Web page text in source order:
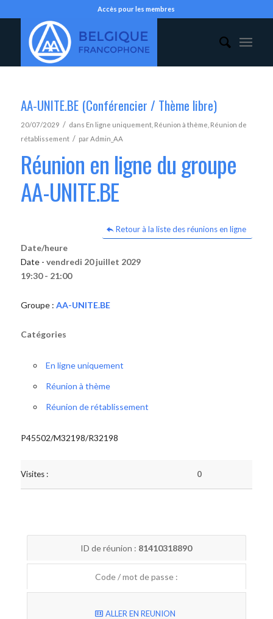
Accès pour les membres
AA-UNITE.BE (Conférencier / Thème libre)
20/07/2029 / dans En ligne uniquement, Réunion à thème Réunion de
rétablissement / parAdmin_AA
Réunion en ligne du groupe
AA-UNITE.BE
Retour à la liste des réunions en ligne
Date/heure
Date - vendredi 20 juillet 2029
19:30 - 21:00
Groupe : AA-UNITE.BE
Catégories
En ligne uniquement
Réunion à thème
Réunion de rétablissement
P45502/M32198/R32198
Visites : 0
ID de réunion : 81410318890
Code / mot de passe :
ALLER EN REUNION